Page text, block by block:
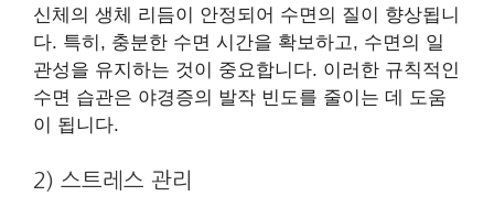
신체의 생체 리듬이 안정되어 수면의 질이 향상됩니
다. 특히, 충분한 수면 시간을 확보하고, 수면의 일
관성을 유지하는 것이 중요합니다. 이러한 규칙적인
수면 습관은 야경증의 발작 빈도를 줄이는 데 도움
이 됩니다.
2) 스트레스 관리